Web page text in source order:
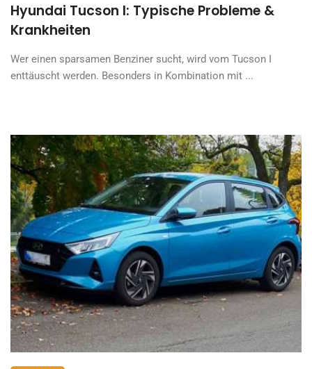
Hyundai Tucson I: Typische Probleme &
Krankheiten
Wer einen sparsamen Benziner sucht, wird vom Tucson I
enttäuscht werden. Besonders in Kombination mit ...